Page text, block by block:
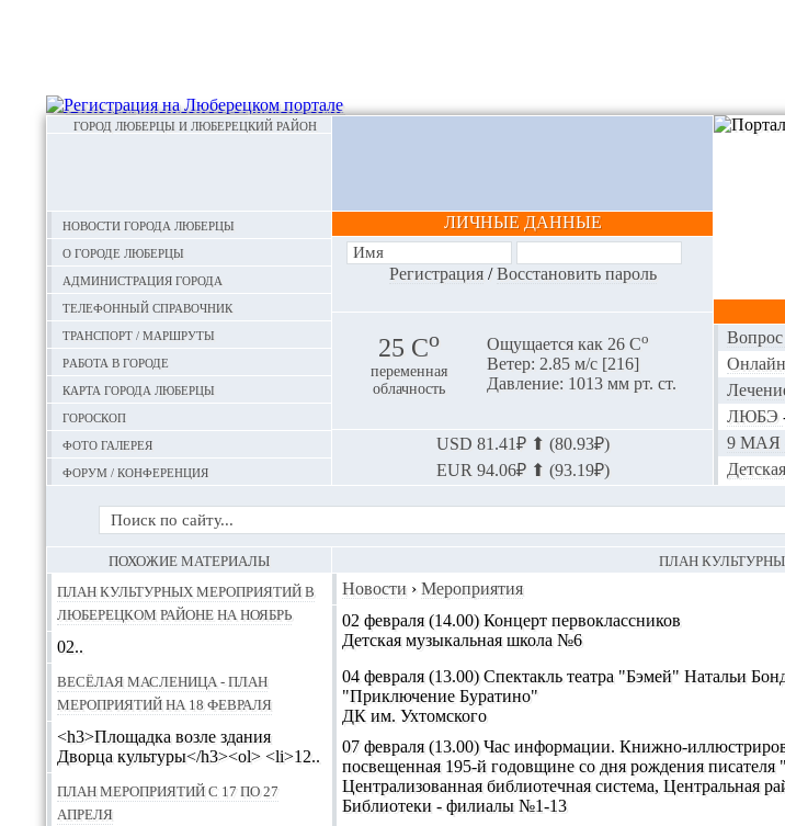
ГОРОД ЛЮБЕРЦЫ И ЛЮБЕРЕЦКИЙ РАЙОН
Новости города Люберцы
О городе Люберцы
Администрация города
Телефонный справочник
Транспорт / маршруты
Работа в городе
Карта города Люберцы
Гороскоп
Фото галерея
Форум / конференция
ЛИЧНЫЕ ДАННЫЕ
Регистрация/Восстановить пароль
25 Сo
переменная
облачность
Ощущается как 26 Сo
Ветер: 2.85 м/с [216]
Давление: 1013 мм рт. ст.
USD 81.41₽ ⬆ (80.93₽)
EUR 94.06₽ ⬆ (93.19₽)
Онлайн
ЛЮБЭ
9 МАЯ
ПЛАН
Новости › Мероприятия
02 февраля (14.00) Концерт первоклассников
Детская музыкальная школа №6
04 февраля (13.00) Спектакль театра "Бэмей" Натальи
"Приключение Буратино"
ДК им. Ухтомского
07 февраля (13.00) Час информации. Книжно-
посвещенная 195-й годовщине со дня рождения
Централизованная библиотечная система, Центральная
Библиотеки - филиалы №1-13
ПОХОЖИЕ МАТЕРИАЛЫ
План культурных мероприятий в
Люберецком районе на ноябрь
02..
Весёлая масленица - план
мероприятий на 18 февраля
<h3>Площадка возле здания
Дворца культуры</h3><ol> <li>12..
План мероприятий с 17 по 27
апреля